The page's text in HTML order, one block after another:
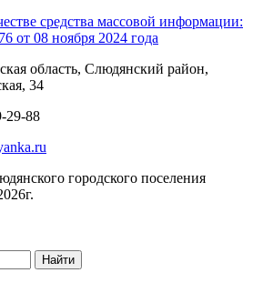
средства массовой информации:
от 08 ноября 2024 года
область, Слюдянский район,
34
29-88
городского поселения